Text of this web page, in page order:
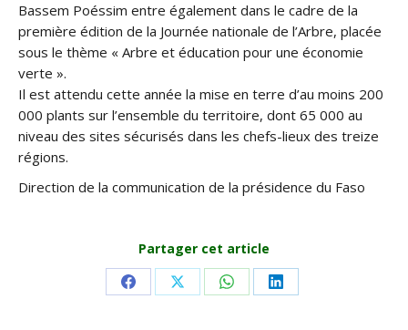
Bassem Poéssim entre également dans le cadre de la
première édition de la Journée nationale de l’Arbre, placée
sous le thème « Arbre et éducation pour une économie
verte ».
Il est attendu cette année la mise en terre d’au moins 200
000 plants sur l’ensemble du territoire, dont 65 000 au
niveau des sites sécurisés dans les chefs-lieux des treize
régions.
Direction de la communication de la présidence du Faso
Partager cet article
Share Share Share Share